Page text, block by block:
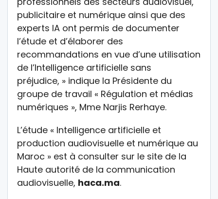
publicitaire et numérique ainsi que des
experts IA ont permis de documenter
l’étude et d’élaborer des
recommandations en vue d’une utilisation
de l’Intelligence artificielle sans
préjudice, » indique la Présidente du
groupe de travail « Régulation et médias
numériques », Mme Narjis Rerhaye.
L’étude « Intelligence artificielle et
production audiovisuelle et numérique au
Maroc » est à consulter sur le site de la
Haute autorité de la communication
audiovisuelle, haca.ma.